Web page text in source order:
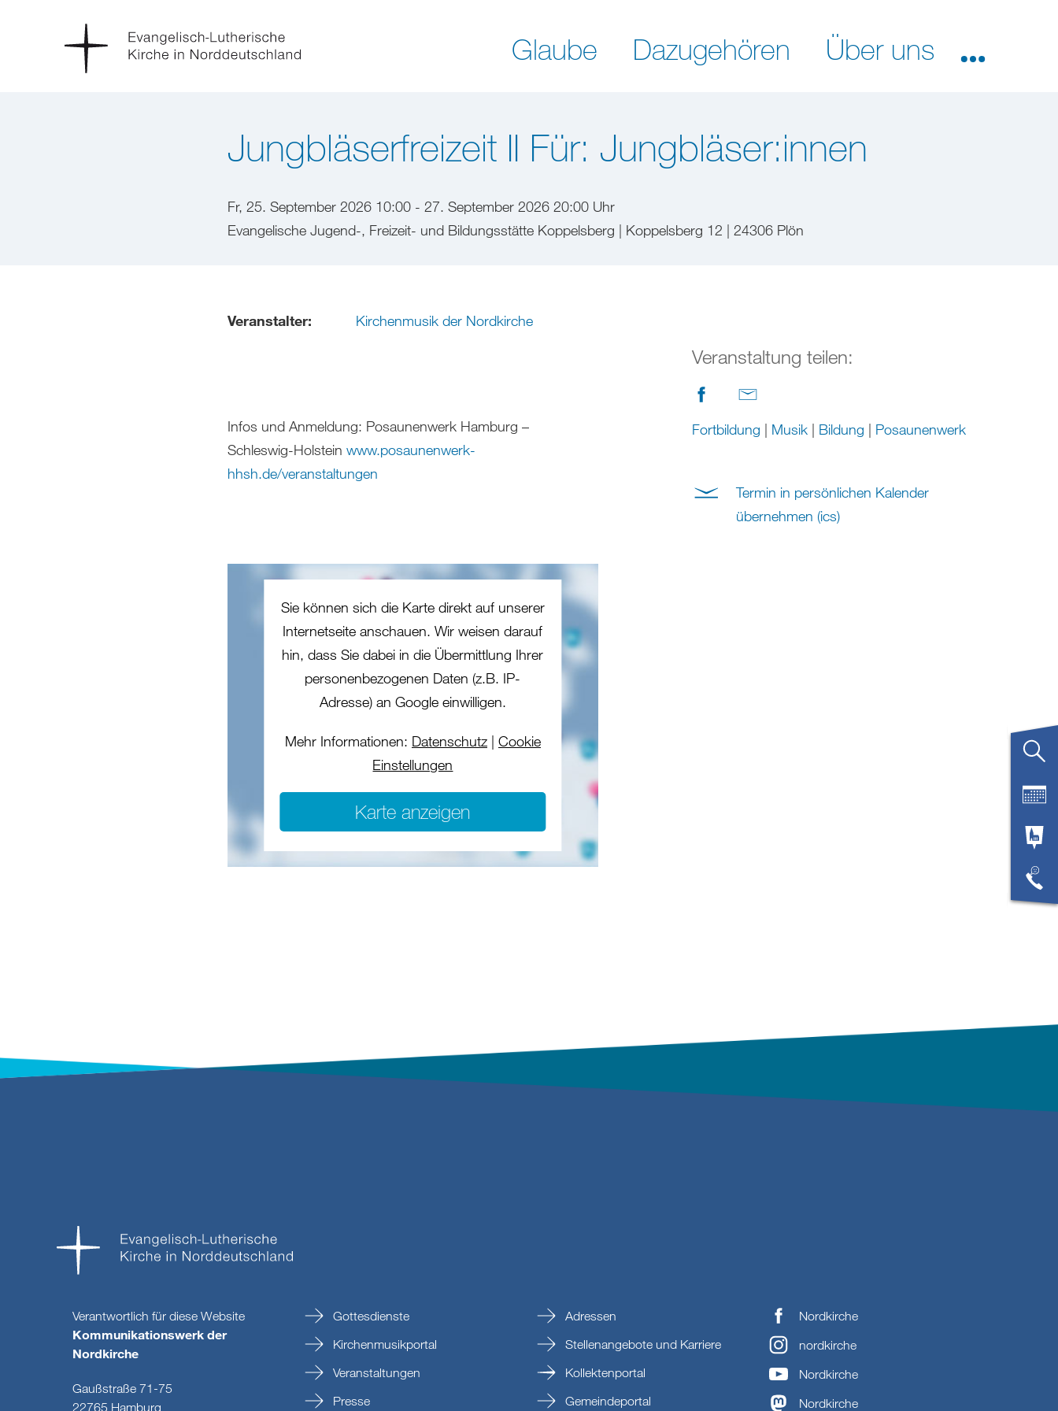
Glaube Dazugehören Über uns
Jungbläserfreizeit II Für: Jungbläser:innen
Fr, 25. September 2026 10:00 - 27. September 2026 20:00 Uhr
Evangelische Jugend-, Freizeit- und Bildungsstätte Koppelsberg | Koppelsberg 12 | 24306 Plön
Veranstalter: Kirchenmusik der Nordkirche
Infos und Anmeldung: Posaunenwerk Hamburg –
Schleswig-Holstein www.posaunenwerk-
hhsh.de/veranstaltungen
Sie können sich die Karte direkt auf unserer
Internetseite anschauen. Wir weisen darauf
hin, dass Sie dabei in die Übermittlung Ihrer
personenbezogenen Daten (z.B. IP-
Adresse) an Google einwilligen.
Mehr Informationen: Datenschutz| Cookie
Einstellungen
Karte anzeigen
Veranstaltung teilen:
Fortbildung | Musik| Bildung | Posaunenwerk
Termin in persönlichen Kalender
übernehmen (ics)
Verantwortlich für diese Website
Kommunikationswerk der
Nordkirche
Gaußstraße 71-75
22765 Hamburg
Gottesdienste
Kirchenmusikportal
Veranstaltungen
Presse
Adressen
Stellenangebote und Karriere
Kollektenportal
Gemeindeportal
Nordkirche
nordkirche
Nordkirche
Nordkirche